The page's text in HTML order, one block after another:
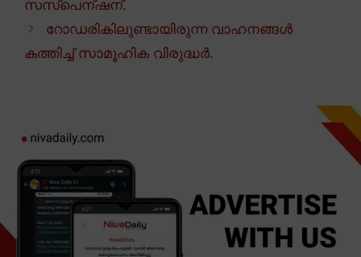
സസ്പെന്ഷന്.
റോഡരികിലുണ്ടായിരുന്ന വാഹനങ്ങൾ
കത്തിച്ച് സാമൂഹിക വിരുദ്ധർ.